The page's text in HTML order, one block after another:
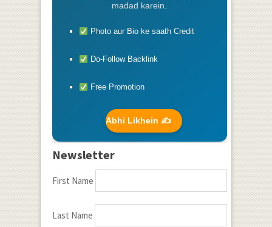
madad karein.
Photo aur Bio ke saath Credit
Do-Follow Backlink
Free Promotion
Abhi Likhein ✍️
Newsletter
First Name
Last Name